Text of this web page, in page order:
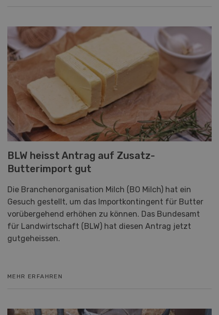
BLW heisst Antrag auf Zusatz-
Butterimport gut
Die Branchenorganisation Milch (BO Milch) hat ein
Gesuch gestellt, um das Importkontingent für Butter
vorübergehend erhöhen zu können. Das Bundesamt
für Landwirtschaft (BLW) hat diesen Antrag jetzt
gutgeheissen.
MEHR ERFAHREN